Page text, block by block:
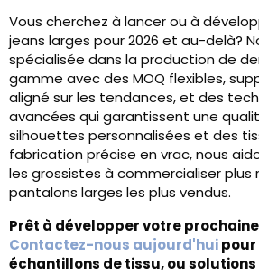
Vous cherchez à lancer ou à
jeans larges pour 2026 et au-delà?
spécialisée dans la production de
gamme avec des MOQ flexibles,
aligné sur les tendances, et des
avancées qui garantissent une
silhouettes personnalisées et des
fabrication précise en vrac, nous
les grossistes à commercialiser plus
pantalons larges les plus vendus.
Prêt à développer votre
Contactez-nous aujourd'huipour
échantillons de tissu, ou solutions